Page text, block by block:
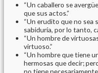
“Un caballero se
que sus actos.”
“Un erudito que no sea
sabiduría, por lo tanto,
“Un hombre de
virtuoso.”
“Un hombre que tiene
hermosas que decir;
no tiene necesariamente